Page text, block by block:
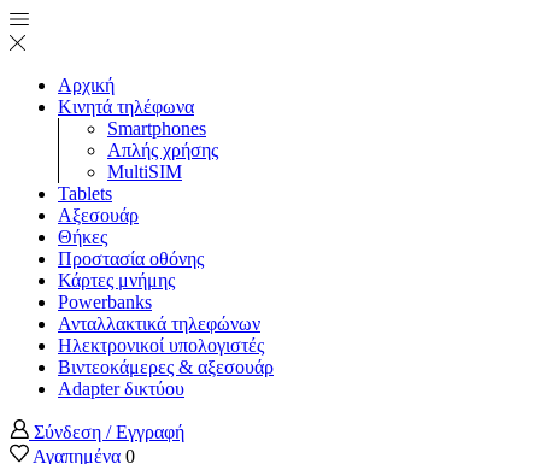
Αρχική
Κινητά τηλέφωνα
Smartphones
Απλής χρήσης
MultiSIM
Tablets
Αξεσουάρ
Θήκες
Προστασία οθόνης
Κάρτες μνήμης
Powerbanks
Ανταλλακτικά τηλεφώνων
Ηλεκτρονικοί υπολογιστές
Βιντεοκάμερες & αξεσουάρ
Adapter δικτύου
Σύνδεση / Εγγραφή
Αγαπημένα 0